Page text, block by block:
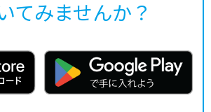
てみませんか？